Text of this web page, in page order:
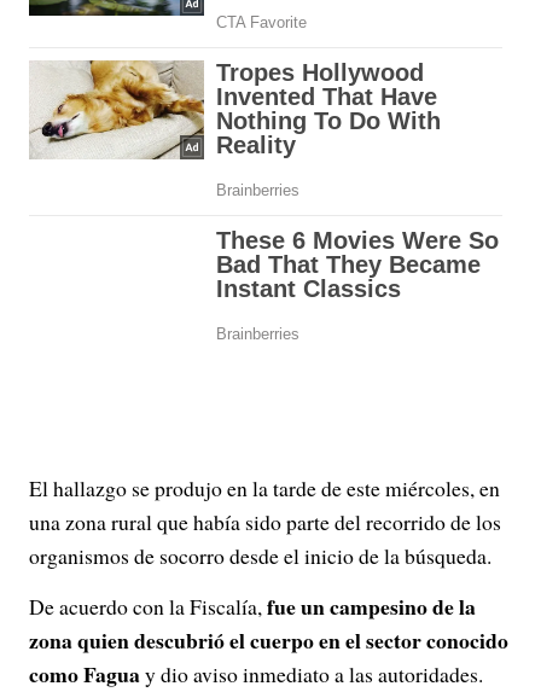
El hallazgo se produjo en la tarde de este miércoles, en
una zona rural que había sido parte del recorrido de los
organismos de socorro desde el inicio de la búsqueda.
De acuerdo con la Fiscalía,fue un campesino de la
zona quien descubrió el cuerpo en el sector conocido
como Faguay dio aviso inmediato a las autoridades.